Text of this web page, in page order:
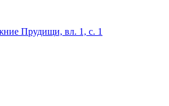
Прудищи, вл. 1, с. 1